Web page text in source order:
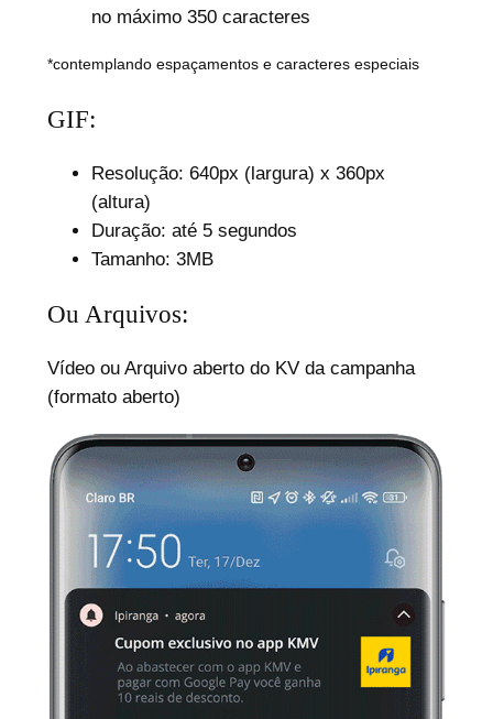
no máximo 350 caracteres
*contemplando espaçamentos e caracteres especiais
GIF:
Resolução: 640px (largura) x 360px
(altura)
Duração: até 5 segundos
Tamanho: 3MB
Ou Arquivos:
Vídeo ou Arquivo aberto do KV da campanha
(formato aberto)